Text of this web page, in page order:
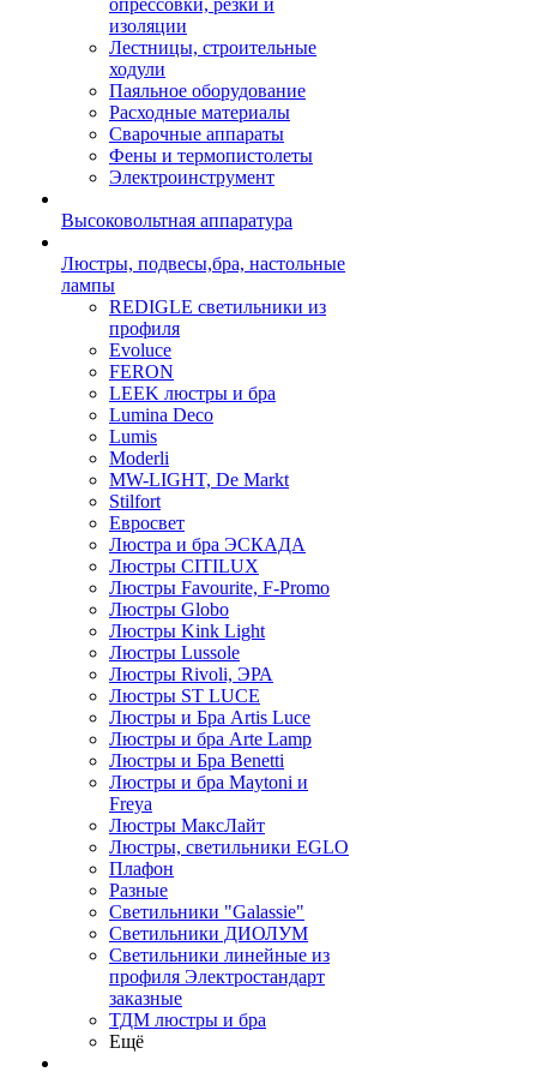
опрессовки, резки и
изоляции
Лестницы, строительные
ходули
Паяльное оборудование
Расходные материалы
Сварочные аппараты
Фены и термопистолеты
Электроинструмент
Высоковольтная аппаратура
Люстры, подвесы,бра, настольные
лампы
REDIGLE светильники из
профиля
Evoluce
FERON
LEEK люстры и бра
Lumina Deco
Lumis
Moderli
MW-LIGHT, De Markt
Stilfort
Евросвет
Люстра и бра ЭСКАДА
Люстры CITILUX
Люстры Favourite, F-Promo
Люстры Globo
Люстры Kink Light
Люстры Lussole
Люстры Rivoli, ЭРА
Люстры ST LUCE
Люстры и Бра Artis Luce
Люстры и бра Arte Lamp
Люстры и Бра Benetti
Люстры и бра Maytoni и
Freya
Люстры МаксЛайт
Люстры, светильники EGLO
Плафон
Разные
Светильники "Galassie"
Светильники ДИОЛУМ
Светильники линейные из
профиля Электростандарт
заказные
ТДМ люстры и бра
Ещё